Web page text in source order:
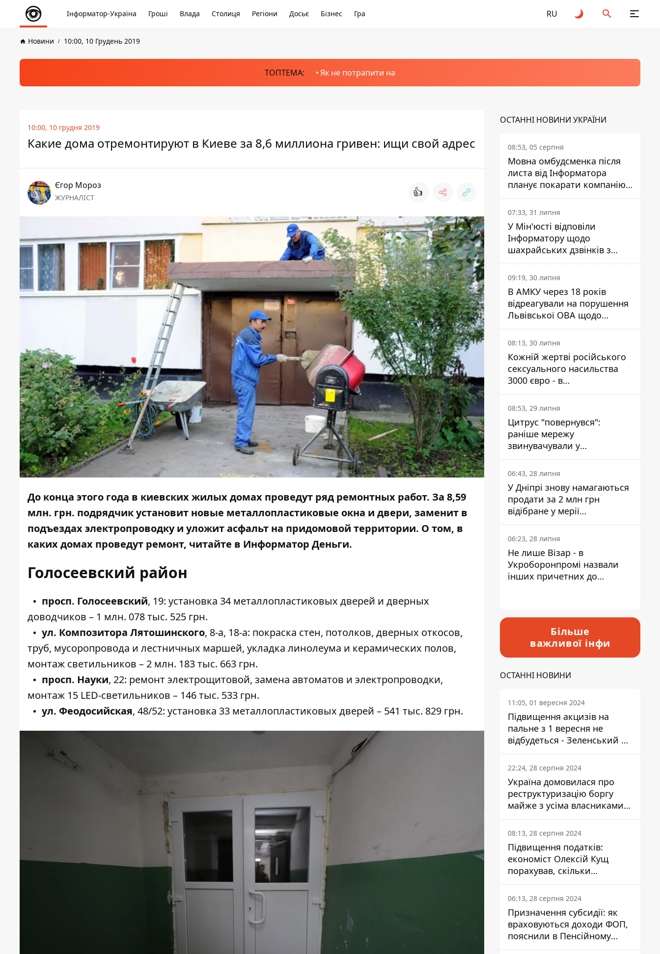
Інформатор-Україна Гроші Влада Столиця Регіони Досьє Бізнес Гра RU
Новини 10:00, 10 Грудень 2019
ТОПТЕМА: Як не потрапити на
10:00, 10 грудня 2019
Какие дома отремонтируют в Киеве за 8,6 миллиона гривен: ищи свой адрес
Єгор Мороз
ЖУРНАЛІСТ 👍
До конца этого года в киевских жилых домах проведут ряд ремонтных работ. За 8,59
млн. грн. подрядчик установит новые металлопластиковые окна и двери, заменит в
подъездах электропроводку и уложит асфальт на придомовой территории. О том, в
каких домах проведут ремонт, читайте в Информатор Деньги.
Голосеевский район
просп. Голосеевский, 19: установка 34 металлопластиковых дверей и дверных
доводчиков – 1 млн. 078 тыс. 525 грн.
ул. Композитора Лятошинского, 8-а, 18-а: покраска стен, потолков, дверных откосов,
труб, мусоропровода и лестничных маршей, укладка линолеума и керамических полов,
монтаж светильников – 2 млн. 183 тыс. 663 грн.
просп. Науки, 22: ремонт электрощитовой, замена автоматов и электропроводки,
монтаж 15 LED-светильников – 146 тыс. 533 грн.
ул. Феодосийская, 48/52: установка 33 металлопластиковых дверей – 541 тыс. 829 грн.
ОСТАННІ НОВИНИ УКРАЇНИ
08:53, 05 серпня
Мовна омбудсменка після
листа від Інформатора
планує покарати компанію-
підрядника ПриватБанку
07:33, 31 липня
У Мін'юсті відповіли
Інформатору щодо
шахрайських дзвінків з
камери Сумського СІЗО так,
що ніхто нічого не зрозумів
09:19, 30 липня
В АМКУ через 18 років
відреагували на порушення
Львівської ОВА щодо
харчування у закладах
освіти
08:13, 30 липня
Кожній жертві російського
сексуального насильства
3000 євро - в
Мінсоцполітики пояснили
Інформатору, звідки на це
гроші
08:53, 29 липня
Цитрус "повернувся":
раніше мережу
звинувачували у
контрабанді техніки та
ухиленні від сплати
податків
06:43, 28 липня
У Дніпрі знову намагаються
продати за 2 млн грн
відібране у мерії
приміщення Укрпошти
06:23, 28 липня
Не лише Візар - в
Укроборонпромі назвали
інших причетних до
Більше
важливої інфи
ОСТАННІ НОВИНИ
11:05, 01 вересня 2024
Підвищення акцизів на
пальне з 1 вересня не
відбудеться - Зеленський не
підписав закон
22:24, 28 серпня 2024
Україна домовилася про
реструктуризацію боргу
майже з усіма власниками
єврооблігацій: що це
означає для країни
08:13, 28 серпня 2024
Підвищення податків:
економіст Олексій Кущ
порахував, скільки
заплатить кожен українець
06:13, 28 серпня 2024
Призначення субсидії: як
враховуються доходи ФОП,
пояснили в Пенсійному
фонді